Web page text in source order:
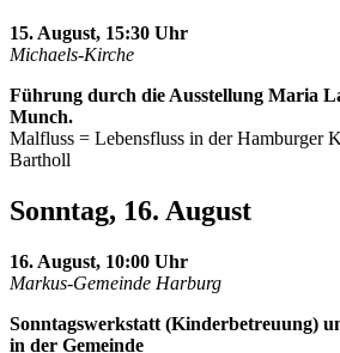
15. August, 15:30 Uhr
Michaels-Kirche
Führung durch die Ausstellung Maria
Munch.
Malfluss = Lebensfluss in der Hamburger
Bartholl
Sonntag, 16. August
16. August, 10:00 Uhr
Markus-Gemeinde Harburg
Sonntagswerkstatt (Kinderbetreuung)
in der Gemeinde